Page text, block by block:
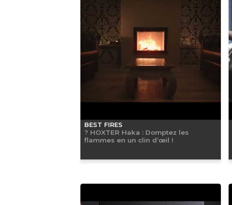
BEST FIRES
? HOXTER Haka : Domptez les
flammes en un clin d’œil !